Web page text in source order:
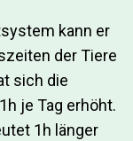
kann er
der Tiere
sich die
je Tag erhöht.
1h länger